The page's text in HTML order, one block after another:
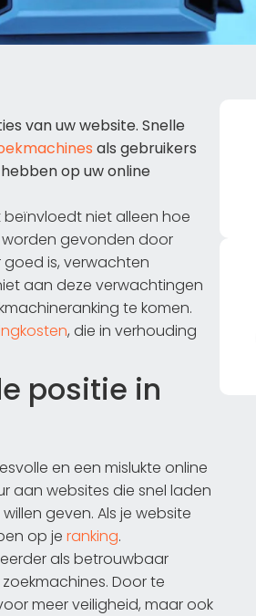
van uw website. Snelle
als gebruikers
op uw online
beïnvloedt niet alleen hoe
worden gevonden door
is, verwachten
aan deze verwachtingen
te komen.
, die in verhouding
positie in
en een mislukte online
aan websites die snel laden
geven. Als je website
op je ranking.
als betrouwbaar
Door te
meer veiligheid, maar ook